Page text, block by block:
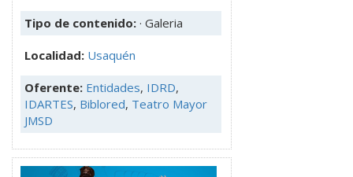
Tipo de contenido: · Galeria
Localidad: Usaquén
Oferente: Entidades, IDRD,
IDARTES, Biblored, Teatro Mayor
JMSD